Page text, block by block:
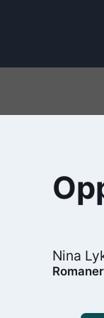
Nina
Romaner